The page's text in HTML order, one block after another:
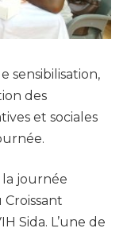
sensibilisation,
des
et sociales
la journée
Sida. L’une de